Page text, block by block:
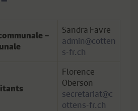
–
Sandra Favre
admin@cotten
s-fr.ch
Florence
Oberson
secretariat@c
ottens-fr.ch